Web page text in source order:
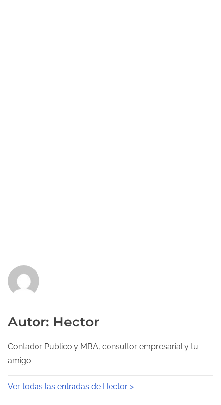
Autor: Hector
Contador Publico y MBA, consultor empresarial y tu
amigo.
Ver todas las entradas de Hector >